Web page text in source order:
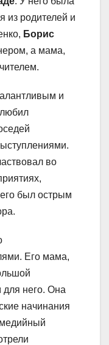
из родителей и
Борис
а мама,
и
во
был острым
Его мама,
него. Она
начинания